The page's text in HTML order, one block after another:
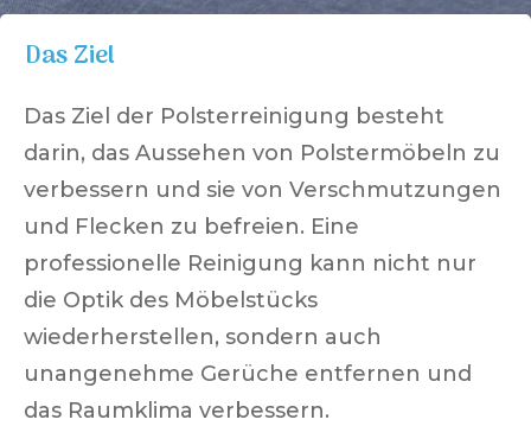
Das Ziel
Das Ziel der Polsterreinigung besteht
darin, das Aussehen von Polstermöbeln zu
verbessern und sie von Verschmutzungen
und Flecken zu befreien. Eine
professionelle Reinigung kann nicht nur
die Optik des Möbelstücks
wiederherstellen, sondern auch
unangenehme Gerüche entfernen und
das Raumklima verbessern.